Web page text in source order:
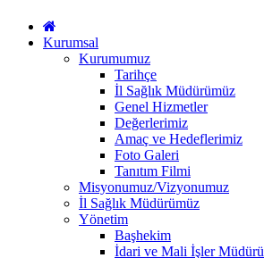
Kurumsal
Kurumumuz
Tarihçe
İl Sağlık Müdürümüz
Genel Hizmetler
Değerlerimiz
Amaç ve Hedeflerimiz
Foto Galeri
Tanıtım Filmi
Misyonumuz/Vizyonumuz
İl Sağlık Müdürümüz
Yönetim
Başhekim
İdari ve Mali İşler Müdürü